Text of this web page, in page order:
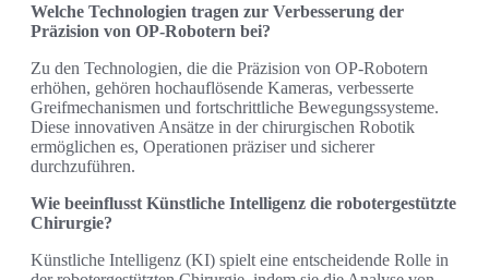
Welche Technologien tragen zur Verbesserung der
Präzision von OP-Robotern bei?
Zu den Technologien, die die Präzision von OP-Robotern
erhöhen, gehören hochauflösende Kameras, verbesserte
Greifmechanismen und fortschrittliche Bewegungssysteme.
Diese innovativen Ansätze in der chirurgischen Robotik
ermöglichen es, Operationen präziser und sicherer
durchzuführen.
Wie beeinflusst Künstliche Intelligenz die robotergestützte
Chirurgie?
Künstliche Intelligenz (KI) spielt eine entscheidende Rolle in